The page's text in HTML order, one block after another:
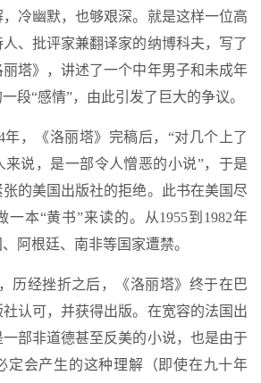
冷幽默，也够艰深。就是这样一位高
、批评家兼翻译家的纳博科夫，写了
塔》，讲述了一个中年男子和未成年
段“感情”，由此引发了巨大的争议。
年，《洛丽塔》完稿后，“对几个上了
说，是一部令人憎恶的小说”，于是
的美国出版社的拒绝。此书在美国尽
一本“黄书”来读的。从1955到1982年
阿根廷、南非等国家遭禁。
历经挫折之后，《洛丽塔》终于在巴
认可，并获得出版。在宽容的法国出
部非道德甚至反美的小说，也是由于
定会产生的这种理解（即使在九十年